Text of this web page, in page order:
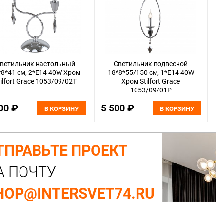
настольный
см, 2*E14 40W Хром
Grace 1053/09/02T
₽ В КОРЗИНУ
Светильник подвесной
18*8*55/150 см, 1*E14 40W
Хром Stilfort Grace
1053/09/01P
5 500 ₽ В КОРЗИНУ
ПРОЕКТ
ПОЧТУ